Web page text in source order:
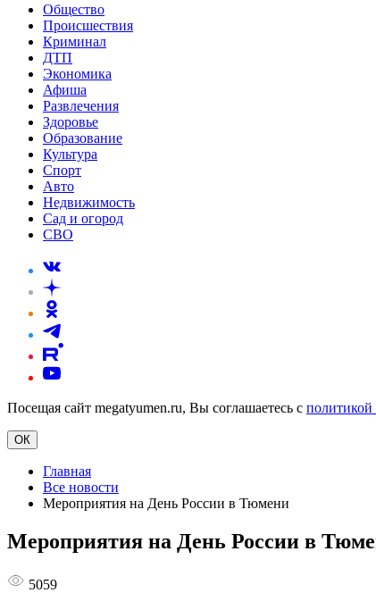
Общество
Происшествия
Криминал
ДТП
Экономика
Афиша
Развлечения
Здоровье
Образование
Культура
Спорт
Авто
Недвижимость
Сад и огород
СВО
Посещая сайт megatyumen.ru, Вы соглашаетесь с политикой
ОК
Главная
Все новости
Мероприятия на День России в Тюмени
Мероприятия на День России в
5059